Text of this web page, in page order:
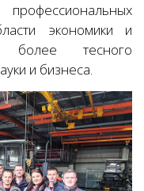
экономики и
более тесного
и бизнеса.